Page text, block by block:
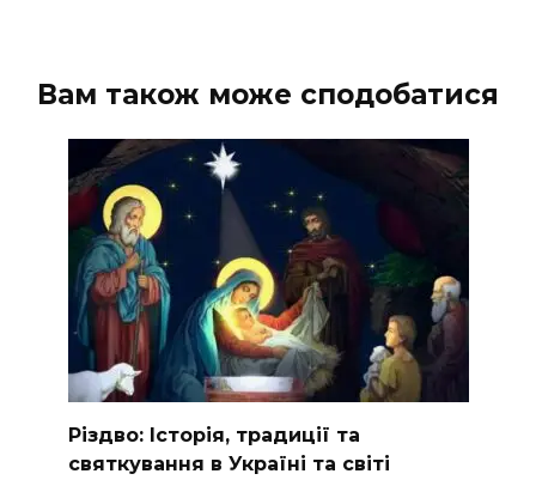
Вам також може сподобатися
Різдво: Історія, традиції та
святкування в Україні та світі